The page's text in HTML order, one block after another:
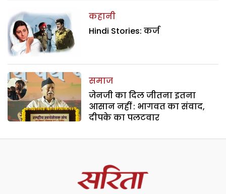
कहानी
Hindi Stories: कर्ज
समाज
जेनजी का दिल जीतना इतना
आसान नहीं : भागवत का संवाद,
दीपके का पलटवार